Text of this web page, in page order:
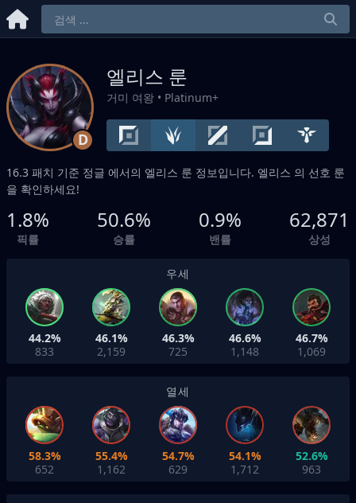
D
엘리스 룬
거미 여왕 • Platinum+
16.3 패치 기준 정글 에서의 엘리스 룬 정보입니다. 엘리스 의 선호 룬
을 확인하세요!
1.8%
픽률
50.6%
승률
0.9%
밴률
62,871
상성
우세
44.2%
833
46.1%
2,159
46.3%
725
46.6%
1,148
46.7%
1,069
열세
58.3%
652
55.4%
1,162
54.7%
629
54.1%
1,712
52.6%
963